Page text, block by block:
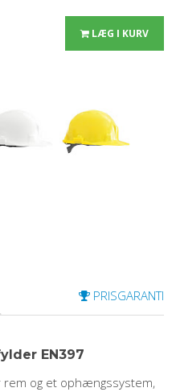
LÆG I KURV
PRISGARANTI
EN397
og et ophængssystem,